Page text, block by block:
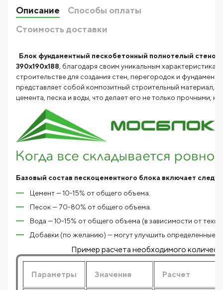
Описание
Способы оплаты
Стоимость доставки
Блок фундаментный пескобетонный полнотелый
390x190x188 , благодаря своим уникальным
строительстве для создания стен, перегородок и
представляет собой композитный строительный материал,
цемента, песка и воды, что делает его не только прочными,
Базовый состав пескоцементного блока включает
Цемент — 10-15% от общего объема.
Песок — 70-80% от общего объема.
Вода — 10-15% от общего объема (в зависимости от
Добавки (по желанию) — могут улучшить определенные
Пример расчета необходимого
Параметры Значение Расчет